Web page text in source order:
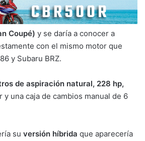
Coupé) y se daría a conocer a
con el mismo motor que
y Subaru BRZ.
de aspiración natural, 228 hp,
r y una caja de cambios manual de 6
su versión híbrida que aparecería